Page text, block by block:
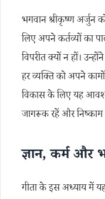
भगवान श्रीकृष्ण अर्जुन
लिए अपने कर्तव्यों का
विपरीत क्यों न हों।
हर व्यक्ति को अपने
विकास के लिए यह
जागरूक रहें और निष्काम
ज्ञान, कर्म और
गीता के इस अध्याय में